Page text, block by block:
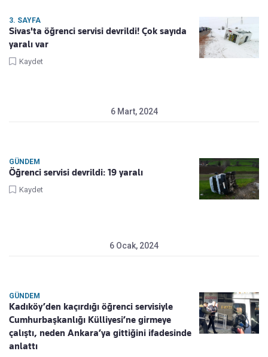
3. SAYFA
Sivas'ta öğrenci servisi devrildi! Çok sayıda
yaralı var
Kaydet
6 Mart, 2024
GÜNDEM
Öğrenci servisi devrildi: 19 yaralı
Kaydet
6 Ocak, 2024
GÜNDEM
Kadıköy’den kaçırdığı öğrenci servisiyle
Cumhurbaşkanlığı Külliyesi’ne girmeye
çalıştı, neden Ankara’ya gittiğini ifadesinde
anlattı